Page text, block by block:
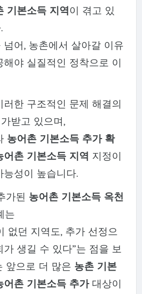
기본소득 지역이 겪고 있
넘어, 농촌에서 살아갈 이유
해야 실질적인 정착으로 이
러한 구조적인 문제 해결의
받고 있으며,
농어촌 기본소득 추가 확
어촌 기본소득 지역 지정이
성이 높습니다.
가된 농어촌 기본소득 옥천
는
없던 지역도, 추가 선정으
가 생길 수 있다”는 점을 보
앞으로 더 많은 농촌 기본
어촌 기본소득 추가대상이